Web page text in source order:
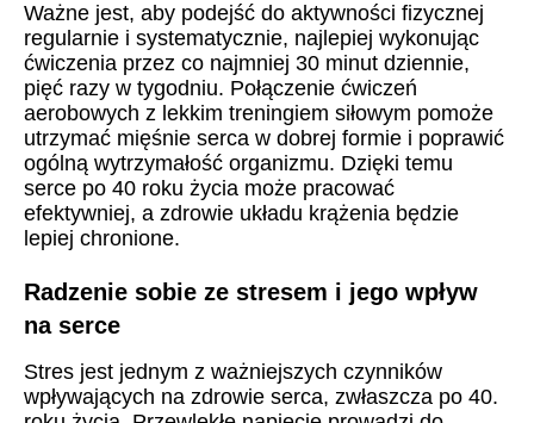
Ważne jest, aby podejść do aktywności fizycznej
regularnie i systematycznie, najlepiej wykonując
ćwiczenia przez co najmniej 30 minut dziennie,
pięć razy w tygodniu. Połączenie ćwiczeń
aerobowych z lekkim treningiem siłowym pomoże
utrzymać mięśnie serca w dobrej formie i poprawić
ogólną wytrzymałość organizmu. Dzięki temu
serce po 40 roku życia może pracować
efektywniej, a zdrowie układu krążenia będzie
lepiej chronione.
Radzenie sobie ze stresem i jego wpływ
na serce
Stres jest jednym z ważniejszych czynników
wpływających na zdrowie serca, zwłaszcza po 40.